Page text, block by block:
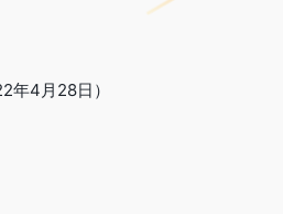
年4月28日）